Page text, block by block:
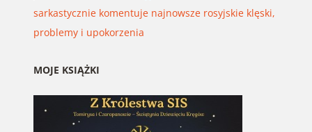
sarkastycznie komentuje najnowsze rosyjskie klęski,
problemy i upokorzenia
MOJE KSIĄŻKI